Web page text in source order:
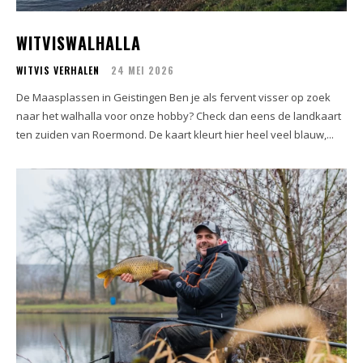
WITVISWALHALLA
WITVIS VERHALEN 24 MEI 2026
De Maasplassen in Geistingen Ben je als fervent visser op zoek
naar het walhalla voor onze hobby? Check dan eens de landkaart
ten zuiden van Roermond. De kaart kleurt hier heel veel blauw,...